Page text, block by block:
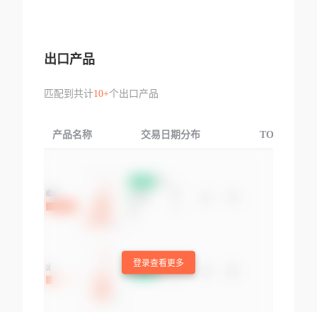
出口产品
匹配到共计10+个出口产品
产品名称 交易日期分布 TOP3交易国
登录查看更多